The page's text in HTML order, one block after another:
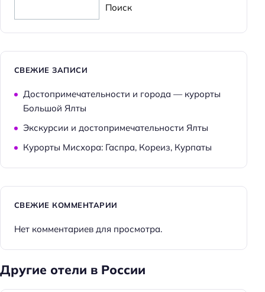
Бассейн
Парковка
Кондиционер в номере
Тренажёрный зал
Поиск
СВЕЖИЕ ЗАПИСИ
Достопримечательности и города — курорты
Большой Ялты
Экскурсии и достопримечательности Ялты
Курорты Мисхора: Гаспра, Кореиз, Курпаты
СВЕЖИЕ КОММЕНТАРИИ
Нет комментариев для просмотра.
Другие отели в России